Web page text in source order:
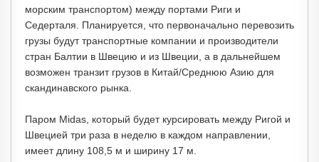
морским транспортом) между портами Риги и
Седерталя. Планируется, что первоначально перевозить
грузы будут транспортные компании и производители
стран Балтии в Швецию и из Швеции, а в дальнейшем
возможен транзит грузов в Китай/Среднюю Азию для
скандинавского рынка.
Паром Midas, который будет курсировать между Ригой и
Швецией три раза в неделю в каждом направлении,
имеет длину 108,5 м и ширину 17 м.